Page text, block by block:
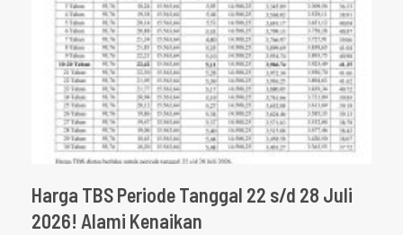
Harga TBS Periode Tanggal 22 s/d 28 Juli
2026! Alami Kenaikan